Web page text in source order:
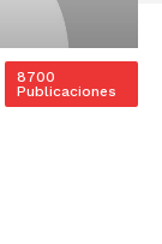
8700
Publicaciones